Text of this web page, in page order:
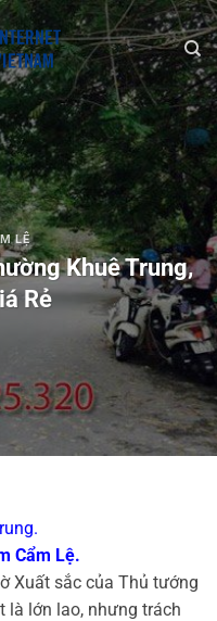
LỆ
Khuê Trung,
Rẻ
Cẩm Lệ.
Xuất sắc của Thủ tướng
là lớn lao, nhưng trách